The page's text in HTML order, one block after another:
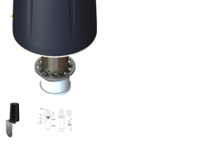
& WLAN
/ Kommunikation
/ Kommunikation
/ Support